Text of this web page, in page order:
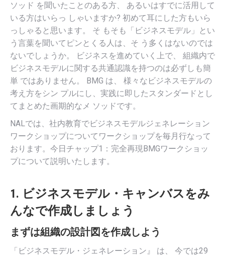
ソッド を聞いたことのある方、 あるいはすでに活用して
いる方はいらっ しゃいますか? 初めて耳にした方もいら
っしゃると思います。 そ もそも「ビジネスモデル」とい
う言葉を聞いてピンとくる人は、そ う多くはないのでは
ないでしょうか。 ビジネスを進めていく上で、 組織内で
ビジネスモデルに関する共通認識を持つのは必ずしも簡
単 ではありません。 BMG は、 様々なビジネスモデルの
考え方をシン プルにし、実践に即したスタンダードとし
てまとめた画期的なメ ソッドです。
NALでは、社内教育でビジネスモデルジェネレーション
ワークショップについてワークショップを毎月行なって
おります。今日チャップ1：完全再現BMGワークショッ
プについて説明いたします。
1. ビジネスモデル・キャンバスをみ
んなで作成しましょう
まずは組織の設計図を作成しよう
「ビジネスモデル・ジェネレーション』 は、 今では29